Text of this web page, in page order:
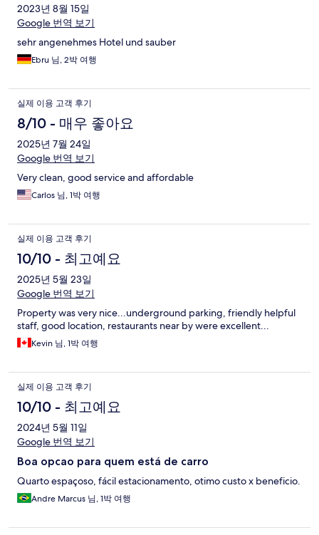
2023년 8월 15일
Google 번역 보기
sehr angenehmes Hotel und sauber
Ebru 님, 2박 여행
실제 이용 고객 후기
8/10 - 매우 좋아요
2025년 7월 24일
Google 번역 보기
Very clean, good service and affordable
Carlos 님, 1박 여행
실제 이용 고객 후기
10/10 - 최고예요
2025년 5월 23일
Google 번역 보기
Property was very nice...underground parking, friendly helpful
staff, good location, restaurants near by were excellent...
Kevin 님, 1박 여행
실제 이용 고객 후기
10/10 - 최고예요
2024년 5월 11일
Google 번역 보기
Boa opcao para quem está de carro
Quarto espaçoso, fácil estacionamento, otimo custo x beneficio.
Andre Marcus 님, 1박 여행